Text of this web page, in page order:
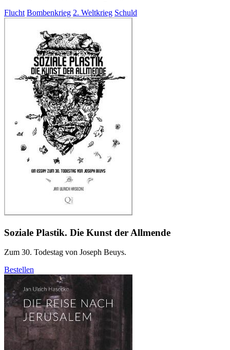
Flucht Bombenkrieg 2. Weltkrieg Schuld
Soziale Plastik. Die Kunst der Allmende
Zum 30. Todestag von Joseph Beuys.
Bestellen